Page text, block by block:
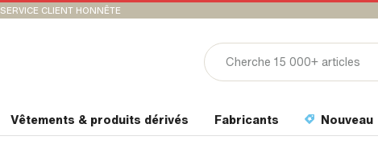
SERVICE CLIENT HONNÊTE
Vêtements & produits dérivés Fabricants Nouveau